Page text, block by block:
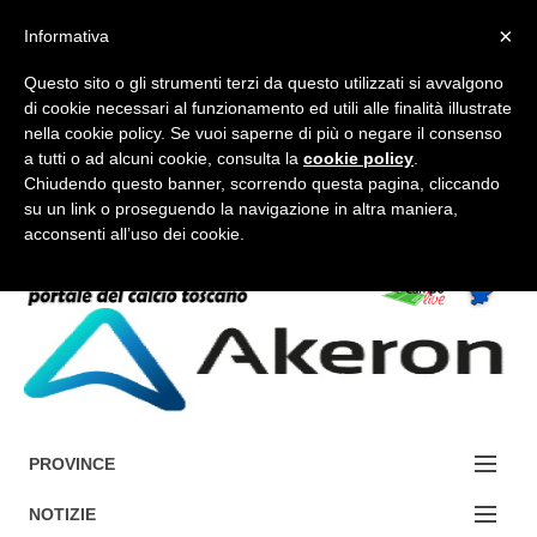
FORUM-ACCEDI
Accedi / Registrati
PROVINCE
EDIZIONE:
NOTIZIE
×
Informativa
Questo sito o gli strumenti terzi da questo utilizzati si avvalgono
di cookie necessari al funzionamento ed utili alle finalità illustrate
nella cookie policy. Se vuoi saperne di più o negare il consenso
a tutti o ad alcuni cookie, consulta la cookie policy
Chiudendo questo banner, scorrendo questa pagina, cliccando
su un link o proseguendo la navigazione in altra maniera,
acconsenti all’uso dei cookie.